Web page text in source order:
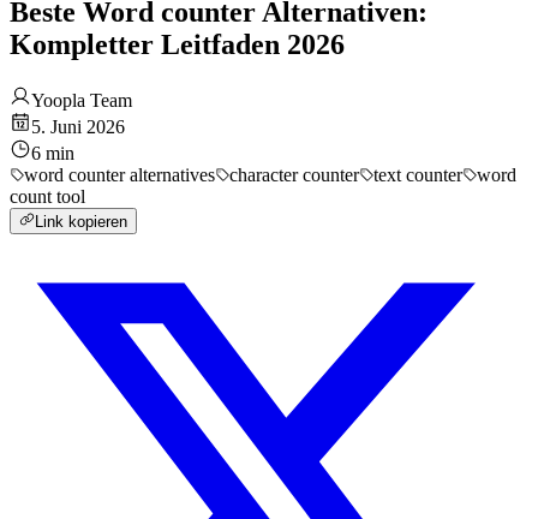
Beste Word counter Alternativen:
Kompletter Leitfaden 2026
Yoopla Team
5. Juni 2026
6 min
word counter alternatives
character counter text counter
word
count tool
Link kopieren